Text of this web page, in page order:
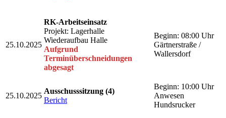
25.10.2025
RK-Arbeitseinsatz
Projekt: Lagerhalle
Wiederaufbau Halle
Aufgrund
Terminüberschneidungen
abgesagt
Beginn: 08:00 Uhr
Gärtnerstraße /
Wallersdorf
25.10.2025
Ausschusssitzung (4)
Bericht
Beginn: 10:00 Uhr
Anwesen
Hundsrucker